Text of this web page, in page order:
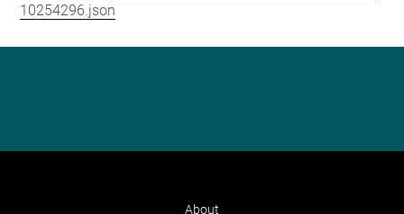
10254296.json
About